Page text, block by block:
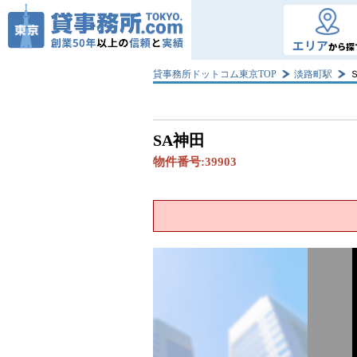
エリアから探
貸事務所ドットコム東京TOP 淡路町駅
SA神田
物件番号:39903